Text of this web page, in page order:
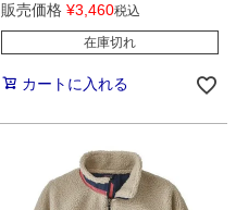
販売価格 ¥3,460税込
在庫切れ
カートに入れる